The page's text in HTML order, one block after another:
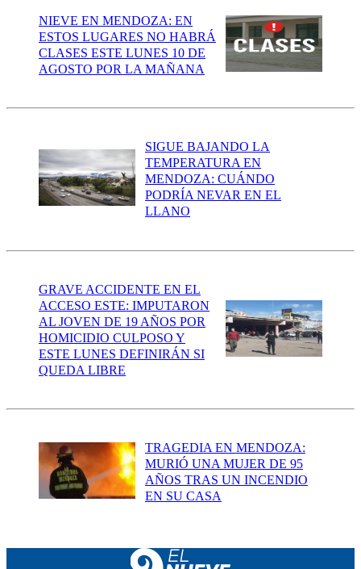
NIEVE EN MENDOZA: EN
ESTOS LUGARES NO HABRÁ
CLASES ESTE LUNES 10 DE
AGOSTO POR LA MAÑANA
SIGUE BAJANDO LA
TEMPERATURA EN
MENDOZA: CUÁNDO
PODRÍA NEVAR EN EL
LLANO
GRAVE ACCIDENTE EN EL
ACCESO ESTE: IMPUTARON
AL JOVEN DE 19 AÑOS POR
HOMICIDIO CULPOSO Y
ESTE LUNES DEFINIRÁN SI
QUEDA LIBRE
TRAGEDIA EN MENDOZA:
MURIÓ UNA MUJER DE 95
AÑOS TRAS UN INCENDIO
EN SU CASA